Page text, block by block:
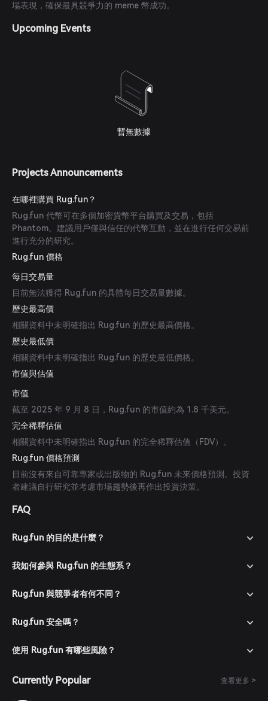
場表現，確保最具競爭力的 meme 幣成功。
Upcoming Events
暫無數據
Projects Announcements
在哪裡購買 Rug.fun？
Rug.fun 代幣可在多個加密貨幣平台購買及交易，包括
Phantom。建議用戶僅與信任的代幣互動，並在進行任何交易前
進行充分的研究。
Rug.fun 價格
每日交易量
目前無法獲得 Rug.fun 的具體每日交易量數據。
歷史最高價
相關資料中未明確指出 Rug.fun 的歷史最高價格。
歷史最低價
相關資料中未明確指出 Rug.fun 的歷史最低價格。
市值與估值
市值
截至 2025 年 9 月 8 日，Rug.fun 的市值約為 1.8 千美元。
完全稀釋估值
相關資料中未明確指出 Rug.fun 的完全稀釋估值（FDV）。
Rug.fun 價格預測
目前沒有來自可靠專家或出版物的 Rug.fun 未來價格預測。投資
者建議自行研究並考慮市場趨勢後再作出投資決策。
FAQ
Rug.fun 的目的是什麼？
我如何參與 Rug.fun 的生態系？
Rug.fun 與競爭者有何不同？
Rug.fun 安全嗎？
使用 Rug.fun 有哪些風險？
Currently Popular 查看更多 >